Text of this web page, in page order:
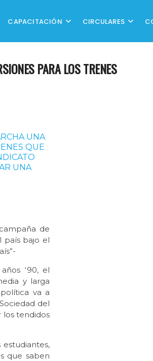
CAPACITACIÓN CIRCULARES
PARA LOS TRENES
UNA
QUE
UNA
de
país bajo el
‘90, el
y larga
va a
del
los tendidos
que saben